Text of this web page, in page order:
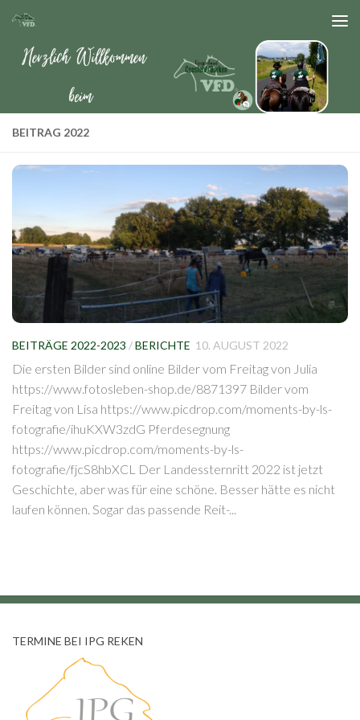
Zum Inhalt springen
BEITRAG 2022
BEITRÄGE 2022-2023 /BERICHTE 10. AUGUST 2022
Die ersten Bilder sind online Bilder vom Freitag von Julia
https://www.fotosleben-shop.de/8871397 Bilder vom
Freitag von Lisa https://www.picdrop.com/moments-by-ls-
fotografie/ihuKXW3zdG Pferdesegnung
https://www.picdrop.com/moments-by-ls-
fotografie/fjcS8hbXCL Der Landessternritt 2022 ist jetzt
Geschichte, aber was für eine schöne. Besser hätte es nicht
laufen können. Sogar das passende Reit-...
TERMINE BEI IPG REKEN